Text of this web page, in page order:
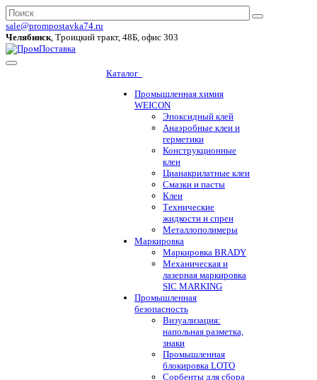
sale@prompostavka74.ru
Челябинск, Троицкий тракт, 48Б, офис 303
Каталог
Промышленная химия
WEICON
Эпоксидный клей
Анаэробные клеи и
герметики
Конструкционные
клеи
Цианакрилатные клеи
Смазки и пасты
Клеи
Технические
жидкости и спреи
Металлополимеры
Маркировка
Маркировка BRADY
Механическая и
лазерная маркировка
SIC MARKING
Промышленная
безопасность
Визуализация:
напольная разметка,
знаки
Промышленная
блокировка LOTO
Сорбенты для сбора